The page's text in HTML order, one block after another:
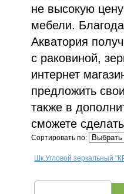
не высокую
мебели.
Акватория
с раковиной,
интернет
предложить
также в
сможете
Сортировать по:
Шк.Угловой зеркальный